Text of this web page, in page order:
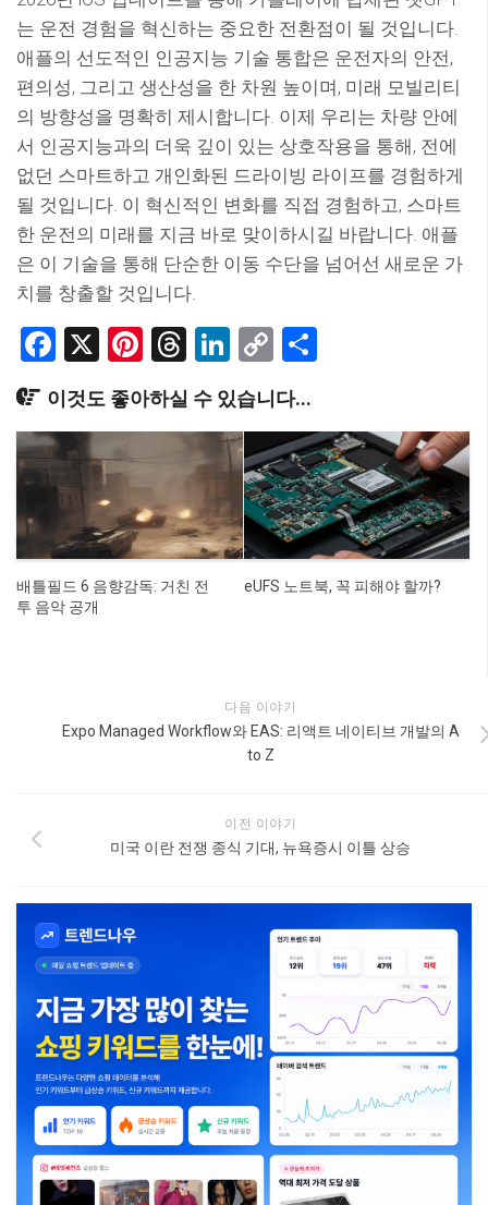
는 운전 경험을 혁신하는 중요한 전환점이 될 것입니다.
애플의 선도적인 인공지능 기술 통합은 운전자의 안전,
편의성, 그리고 생산성을 한 차원 높이며, 미래 모빌리티
의 방향성을 명확히 제시합니다. 이제 우리는 차량 안에
서 인공지능과의 더욱 깊이 있는 상호작용을 통해, 전에
없던 스마트하고 개인화된 드라이빙 라이프를 경험하게
될 것입니다. 이 혁신적인 변화를 직접 경험하고, 스마트
한 운전의 미래를 지금 바로 맞이하시길 바랍니다. 애플
은 이 기술을 통해 단순한 이동 수단을 넘어선 새로운 가
치를 창출할 것입니다.
Facebook
X Pinterest
Threads
LinkedIn
Copy
Link
이것도 좋아하실 수 있습니다...
배틀필드 6 음향감독: 거친 전
투 음악 공개
eUFS 노트북, 꼭 피해야 할까?
다음 이야기
Expo Managed Workflow와 EAS: 리액트 네이티브 개발의 A
to Z
이전 이야기
미국 이란 전쟁 종식 기대, 뉴욕증시 이틀 상승